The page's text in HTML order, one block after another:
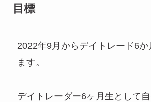
目標
2022年9月からデイトレード6か
ます。
デイトレーダー6ヶ月生として